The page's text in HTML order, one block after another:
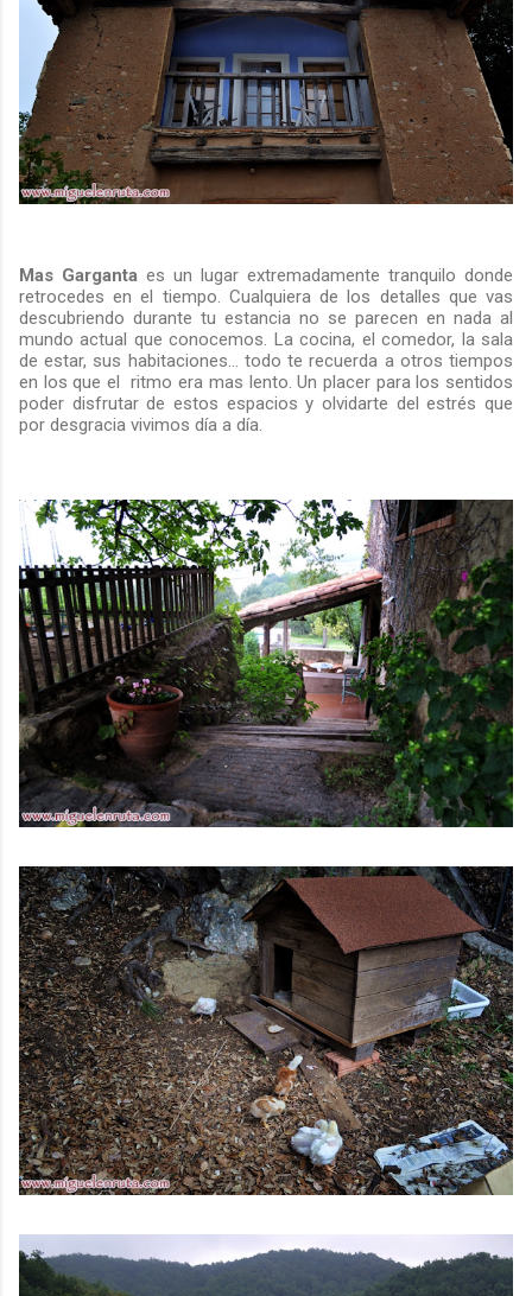
Mas Garganta es un lugar extremadamente tranquilo donde
retrocedes en el tiempo. Cualquiera de los detalles que vas
descubriendo durante tu estancia no se parecen en nada al
mundo actual que conocemos. La cocina, el comedor, la sala
de estar, sus habitaciones... todo te recuerda a otros tiempos
en los que el ritmo era mas lento. Un placer para los sentidos
poder disfrutar de estos espacios y olvidarte del estrés que
por desgracia vivimos día a día.